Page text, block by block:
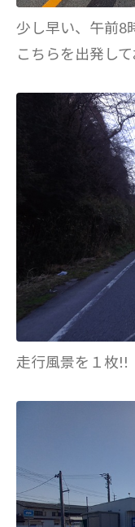
少し早い、午前8
こちらを出発して
走行風景を１枚!!